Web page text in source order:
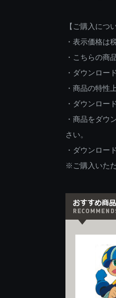
【ご購入につ
・表示価格は
・こちらの商
・ダウンロー
・商品の特性
・ダウンロー
・商品をダウ
さい。
・ダウンロー
※ご購入いた